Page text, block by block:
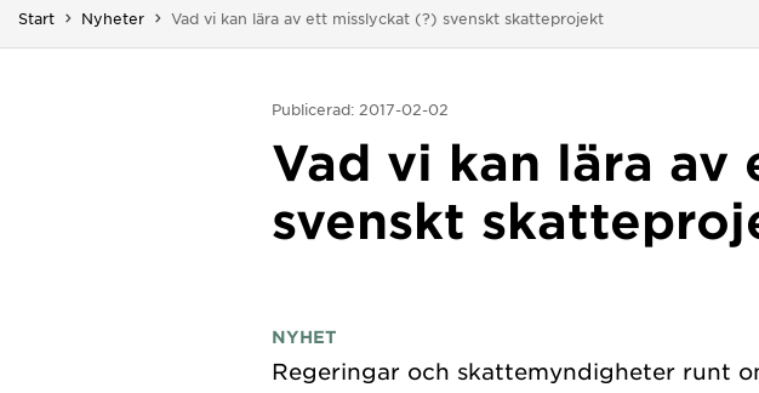
Start Nyheter Du är här:
Vad vi kan lära av ett misslyckat (?) svenskt skatteprojekt
Publicerad: 2017-02-02
Vad vi kan lära
svenskt
NYHET
Regeringar och skattemyndigheter runt